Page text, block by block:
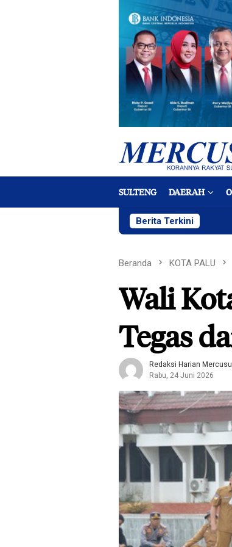
SULTENG DAERAH
Berita Terkini
Beranda KOTA PALU
Wali
Tegas
Redaksi Harian
Rabu, 24 Juni 2026